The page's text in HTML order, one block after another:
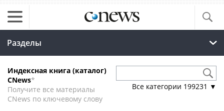
Разделы
Индексная книга (каталог)
CNews*
Получите все материалы
CNews по ключевому слову
Все категории 199231 ▼